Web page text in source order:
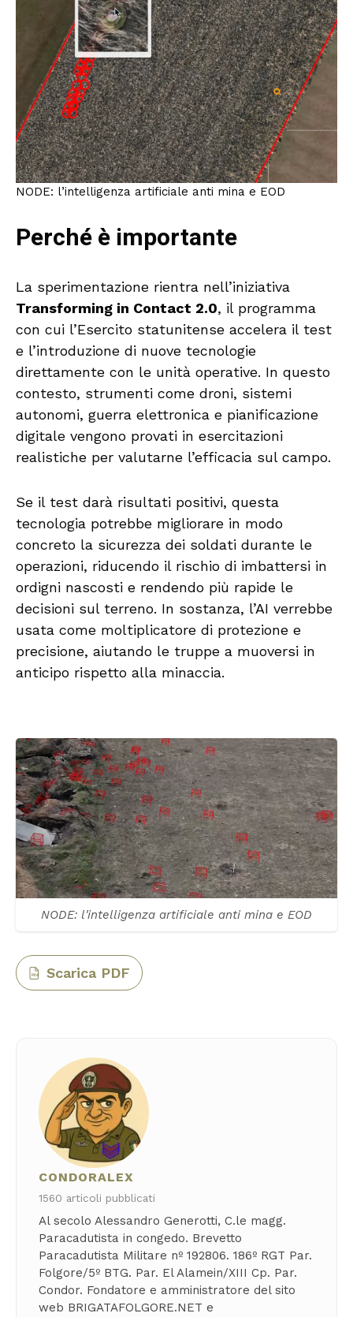
NODE: l’intelligenza artificiale anti mina e EOD
Perché è importante
La sperimentazione rientra nell’iniziativa
Transforming in Contact 2.0, il programma
con cui l’Esercito statunitense accelera il test
e l’introduzione di nuove tecnologie
direttamente con le unità operative. In questo
contesto, strumenti come droni, sistemi
autonomi, guerra elettronica e pianificazione
digitale vengono provati in esercitazioni
realistiche per valutarne l’efficacia sul campo.
Se il test darà risultati positivi, questa
tecnologia potrebbe migliorare in modo
concreto la sicurezza dei soldati durante le
operazioni, riducendo il rischio di imbattersi in
ordigni nascosti e rendendo più rapide le
decisioni sul terreno. In sostanza, l’AI verrebbe
usata come moltiplicatore di protezione e
precisione, aiutando le truppe a muoversi in
anticipo rispetto alla minaccia.
NODE: l'intelligenza artificiale anti mina e EOD
PDF Scarica PDF
CONDORALEX
1560 articoli pubblicati
Al secolo Alessandro Generotti, C.le magg.
Paracadutista in congedo. Brevetto
Paracadutista Militare nº 192806. 186º RGT Par.
Folgore/5º BTG. Par. El Alamein/XIII Cp. Par.
Condor. Fondatore e amministratore del sito
web BRIGATAFOLGORE.NET e